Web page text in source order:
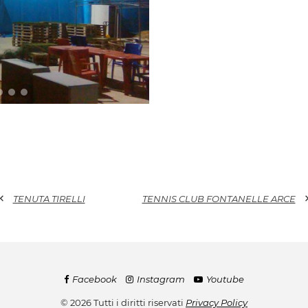
TENUTA TIRELLI TENNIS CLUB FONTANELLE ARCE chevron_right
Facebook Instagram Youtube
© 2026 Tutti i diritti riservati Privacy Policy